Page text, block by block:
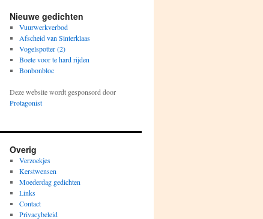
Nieuwe gedichten
Vuurwerkverbod
Afscheid van Sinterklaas
Vogelspotter (2)
Boete voor te hard rijden
Bonbonbloc
Deze website wordt gesponsord door
Protagonist
Overig
Verzoekjes
Kerstwensen
Moederdag gedichten
Links
Contact
Privacybeleid